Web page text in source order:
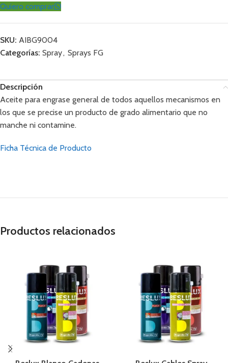
Quiero comprar
SKU: AIBG9004
Categorías: Spray, Sprays FG
Descripción
Aceite para engrase general de todos aquellos mecanismos en
los que se precise un producto de grado alimentario que no
manche ni contamine.
Ficha Técnica de Producto
Productos relacionados